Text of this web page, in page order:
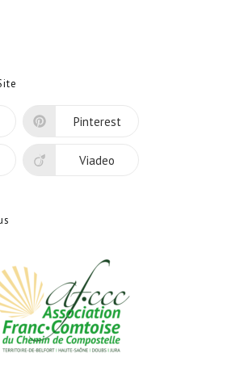
Pinterest
Viadeo